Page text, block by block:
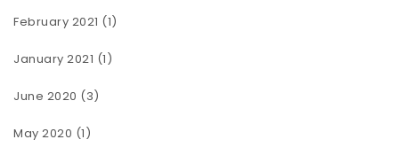
February 2021 (1)
January 2021 (1)
June 2020 (3)
May 2020 (1)